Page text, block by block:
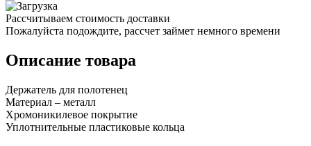
Рассчитываем стоимость доставки
Пожалуйста подождите, рассчет займет немного времени
Описание товара
Держатель для полотенец
Материал – металл
Хромоникилевое покрытие
Уплотнительные пластиковые кольца